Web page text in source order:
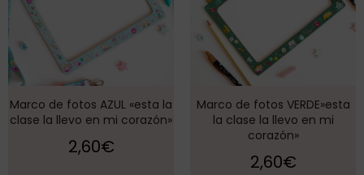
Marco de fotos AZUL «esta la
clase la llevo en mi corazón»
2,60€
Marco de fotos VERDE»esta
la clase la llevo en mi
corazón»
2,60€